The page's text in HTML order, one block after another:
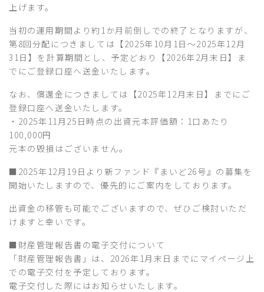
上げます。
当初の運用期間より約1か月前倒しでの終了となりますが、
第8回分配につきましては【2025年10月1日～2025年12月
31日】を計算期間とし、予定どおり【2026年2月末日】ま
でにご登録口座へ送金いたします。
なお、償還金につきましては【2025年12月末日】までにご
登録口座へ送金いたします。
・2025年11月25日時点の出資元本評価額：1口あたり
100,000円
元本の毀損はございません。
■2025年12月19日より新ファンド『まいど26号』の募集を
開始いたしますので、優先的にご案内をしております。
出資金の移管も可能でございますので、ぜひご検討いただ
けますと幸いです。
■財産管理報告書の電子交付について
「財産管理報告書」は、2026年1月末日までにマイページ上
での電子交付を予定しております。
電子交付した際にはお知らせいたします。